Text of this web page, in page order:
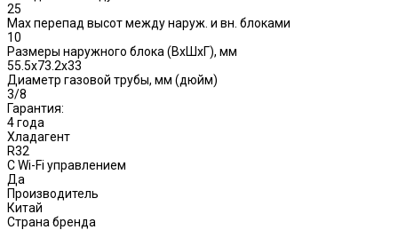
25
Max перепад высот между наруж. и вн. блоками
10
Размеры наружного блока (ВхШхГ), мм
55.5x73.2x33
Диаметр газовой трубы, мм (дюйм)
3/8
Гарантия:
4 года
Хладагент
R32
С Wi-Fi управлением
Да
Производитель
Китай
Страна бренда